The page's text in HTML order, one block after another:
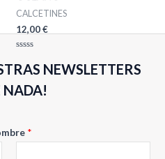
CALCETINES
12,00€
con
0
5
NEWSLETTERS
NADA!
*